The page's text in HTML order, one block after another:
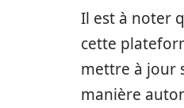
Il est à noter
cette
mettre à jour
manière